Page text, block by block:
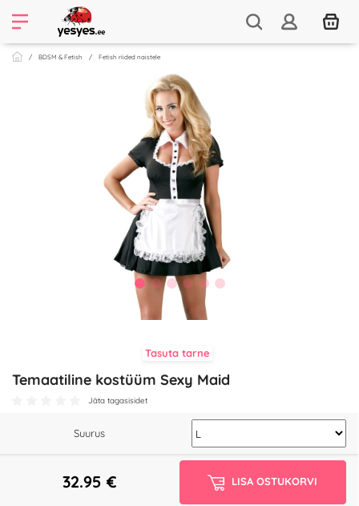
BDSM & Fetish Fetish riided naistele
Tasuta tarne
Temaatiline kostüüm Sexy Maid
Jäta tagasisidet
Suurus
32.95 € LISA OSTUKORVI